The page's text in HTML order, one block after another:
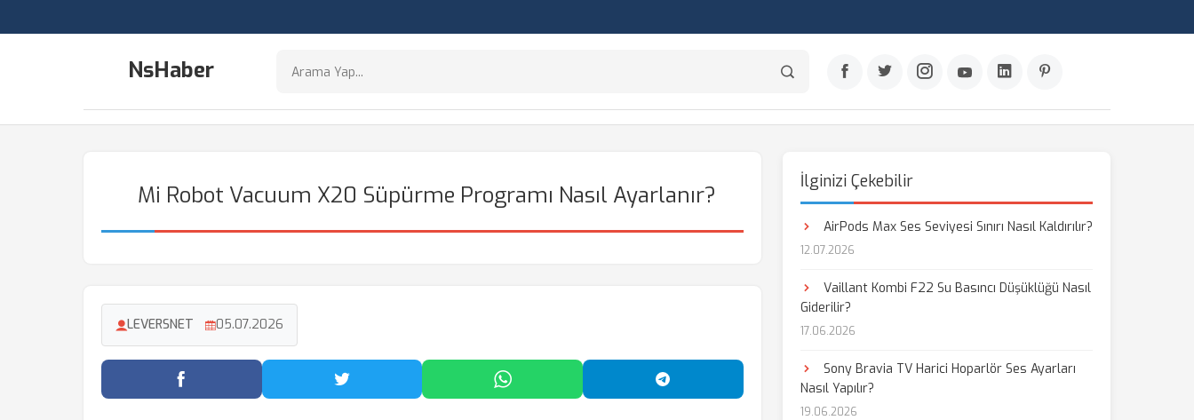
NsHaber
Mi Robot Vacuum X20 Süpürme Programı Nasıl Ayarlanır?
LEVERSNET 05.07.2026
Facebook'ta Paylaş Twitter'da Paylaş WhatsApp'ta Paylaş Telegram'da Paylaş
İlginizi Çekebilir
AirPods Max Ses Seviyesi Sınırı Nasıl Kaldırılır?
12.07.2026
Vaillant Kombi F22 Su Basıncı Düşüklüğü Nasıl
Giderilir?
17.06.2026
Sony Bravia TV Harici Hoparlör Ses Ayarları
Nasıl Yapılır?
19.06.2026